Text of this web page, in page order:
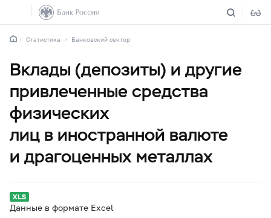
Статистика Банковский сектор
Вклады (депозиты) и другие
привлеченные средства
физических
лиц в иностранной валюте
и драгоценных металлах
Данные в формате Excel